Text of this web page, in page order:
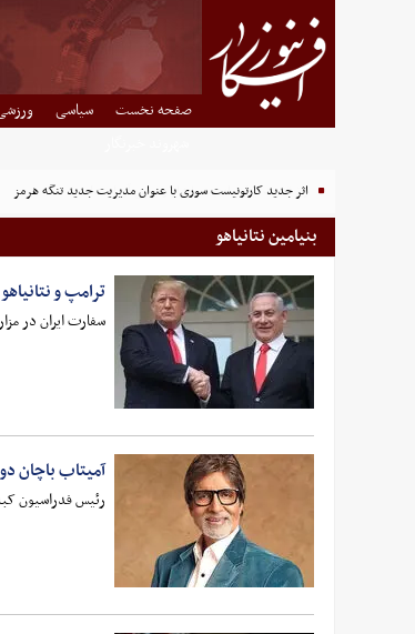
صفحه نخست سیاسی
اثر جدید کارتونیست سوری با عنوان مدیریت جدید تنگه هرمز
بنیامین نتانیاهو
ترامپ و
سفارت ایران در
آمیتاب باچان
رئیس فدراسیون